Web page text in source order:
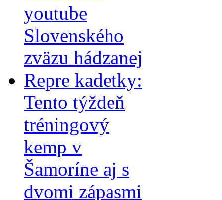
youtube
Slovenského
zväzu hádzanej
Repre kadetky:
Tento týždeň
tréningový
kemp v
Šamoríne aj s
dvomi zápasmi